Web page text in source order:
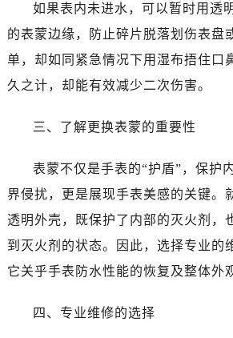
如果表内未进水，可以暂时用透
的表蒙边缘，防止碎片脱落划伤表盘
单，却如同紧急情况下用湿布捂住口
久之计，却能有效减少二次伤害。
三、了解更换表蒙的重要性
表蒙不仅是手表的“护盾”，保护
界侵扰，更是展现手表美感的关键。
透明外壳，既保护了内部的灭火剂，
到灭火剂的状态。因此，选择专业的
它关乎手表防水性能的恢复及整体外
四、专业维修的选择